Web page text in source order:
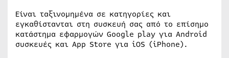
Είναι ταξινομημένα σε κατηγορίες και
εγκαθίστανται στη συσκευή σας από το επίσημο
κατάστημα εφαρμογών Google play για Android
συσκευές και App Store για iOS (iPhone).